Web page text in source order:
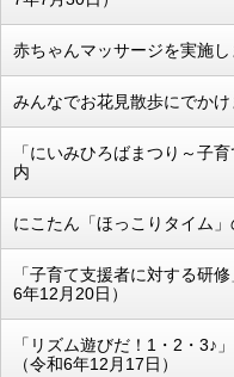
赤ちゃんマッサージを実施し
みんなでお花見散歩にでかけ
「にいみひろばまつり～子
内
にこたん「ほっこりタイム
「子育て支援者に対する研
6年12月20日）
「リズム遊びだ！1・2・3♪
（令和6年12月17日）